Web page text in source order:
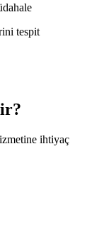
tespit
ihtiyaç